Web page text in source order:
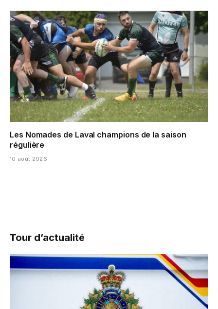
Les Nomades de Laval champions de la saison
régulière
10 août 2026
Tour d’actualité